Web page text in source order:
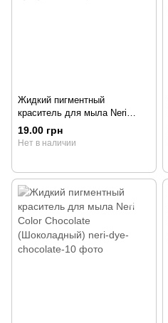
Жидкий пигментный
краситель для мыла Neri
Color Yellow (Желтый), 10
грамм
19.00 грн
Нет в наличии